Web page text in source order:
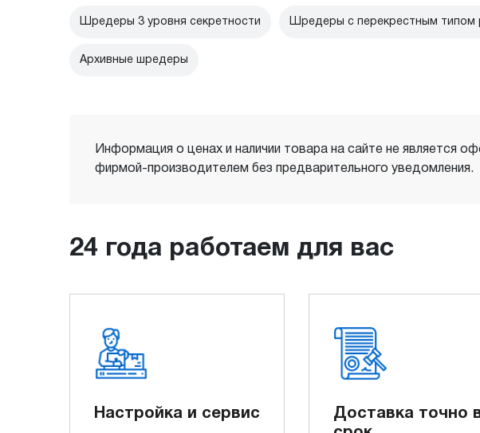
Шредеры 3 уровня секретности Шредеры с перекрестным типом
Архивные шредеры
Информация о ценах и наличии товара на сайте не является
фирмой-производителем без предварительного уведомления.
24 года работаем для вас
Настройка и сервис
Доставка точно